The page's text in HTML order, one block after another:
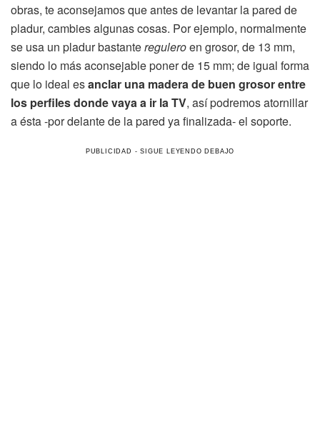
obras, te aconsejamos que antes de levantar la pared de
pladur, cambies algunas cosas. Por ejemplo, normalmente
se usa un pladur bastantereguleroen grosor, de 13 mm,
siendo lo más aconsejable poner de 15 mm; de igual forma
que lo ideal esanclar una madera de buen grosor entre
los perfiles donde vaya a ir la TV, así podremos atornillar
a ésta -por delante de la pared ya finalizada- el soporte.